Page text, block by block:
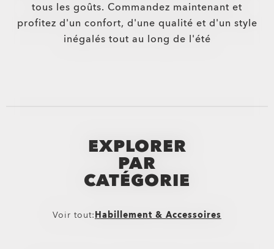
tous les goûts. Commandez maintenant et
profitez d'un confort, d'une qualité et d'un style
inégalés tout au long de l'été
EXPLORER
PAR
CATÉGORIE
Voir tout:Habillement & Accessoires